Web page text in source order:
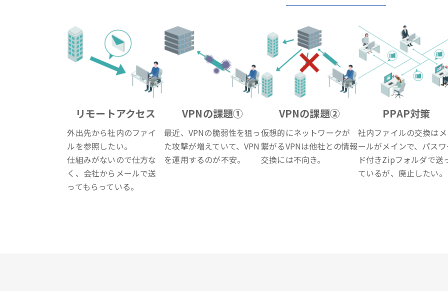
リモートアクセス
外出先から社内のファイ
ルを参照したい。
仕組みがないので仕方な
く、会社からメールで送
ってもらっている。
VPNの課題①
最近、VPNの脆弱性を狙っ
た攻撃が増えていて、VPN
を運用するのが不安。
VPNの課題②
仮想的にネットワークが
繋がるVPNは他社との情報
交換には不向き。
PPAP対策
社内ファイルの交換はメ
ールがメインで、パス
ド付きZipフォルダで送
ているが、廃止したい。